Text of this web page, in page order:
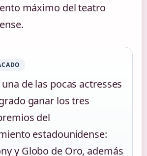
máximo del teatro
de las pocas actresses
ganar los tres
del
estadounidense:
y Globo de Oro, además